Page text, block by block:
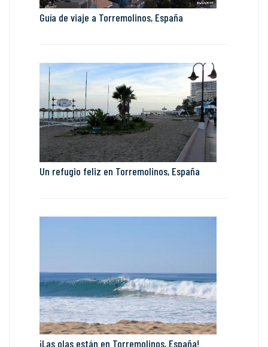
Guía de viaje a Torremolinos, España
Un refugio feliz en Torremolinos, España
¡Las olas están en Torremolinos, España!